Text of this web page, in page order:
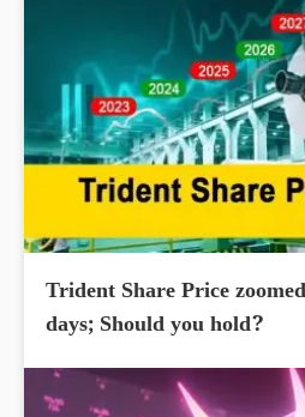
Trident Share Price
days; Should you hold?